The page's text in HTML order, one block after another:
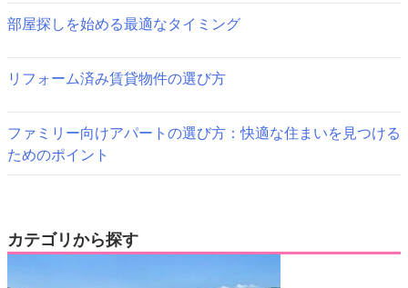
ョ
ン
部屋探しを始める最適なタイミング
リフォーム済み賃貸物件の選び方
ファミリー向けアパートの選び方：快適な住まいを見つける
ためのポイント
カテゴリから探す